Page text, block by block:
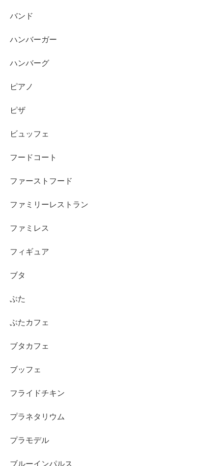
バンド
ハンバーガー
ハンバーグ
ピアノ
ピザ
ビュッフェ
フードコート
ファーストフード
ファミリーレストラン
ファミレス
フィギュア
ブタ
ぶた
ぶたカフェ
ブタカフェ
ブッフェ
フライドチキン
プラネタリウム
プラモデル
ブルーインパルス